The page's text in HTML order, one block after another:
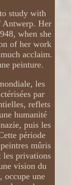
study with
Antwerp. Her
when she
of her work
acclaim.
peinture.
les
par
reflets
humanité
puis les
période
mûris
les privations
vision du
occupe une